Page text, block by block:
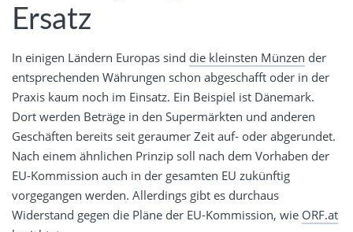
Ersatz
In einigen Ländern Europas sind die kleinsten Münzen der
entsprechenden Währungen schon abgeschafft oder in der
Praxis kaum noch im Einsatz. Ein Beispiel ist Dänemark.
Dort werden Beträge in den Supermärkten und anderen
Geschäften bereits seit geraumer Zeit auf- oder abgerundet.
Nach einem ähnlichen Prinzip soll nach dem Vorhaben der
EU-Kommission auch in der gesamten EU zukünftig
vorgegangen werden. Allerdings gibt es durchaus
Widerstand gegen die Pläne der EU-Kommission, wie ORF.at